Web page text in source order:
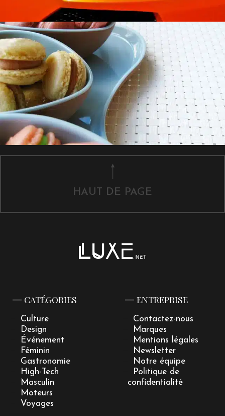
HAUT DE PAGE
CATÉGORIES
Culture
Design
Événement
Féminin
Gastronomie
High-Tech
Masculin
Moteurs
Voyages
ENTREPRISE
Contactez-nous
Marques
Mentions légales
Newsletter
Notre équipe
Politique de
confidentialité